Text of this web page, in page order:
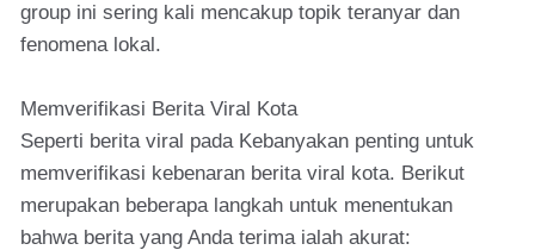
group ini sering kali mencakup topik teranyar dan
fenomena lokal.
Memverifikasi Berita Viral Kota
Seperti berita viral pada Kebanyakan penting untuk
memverifikasi kebenaran berita viral kota. Berikut
merupakan beberapa langkah untuk menentukan
bahwa berita yang Anda terima ialah akurat: